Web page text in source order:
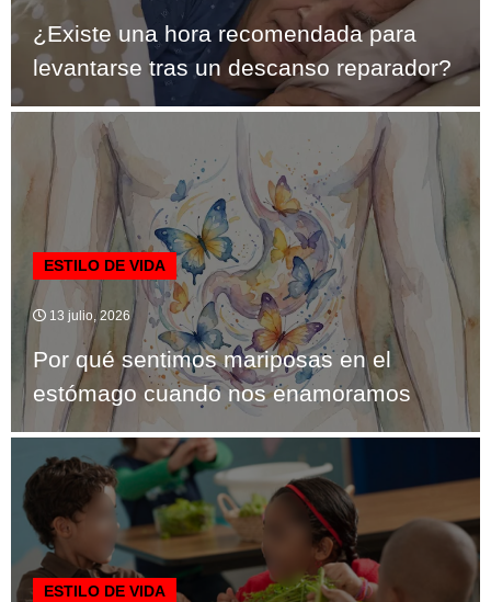
¿Existe una hora recomendada para
levantarse tras un descanso reparador?
ESTILO DE VIDA
13 julio, 2026
Por qué sentimos mariposas en el
estómago cuando nos enamoramos
ESTILO DE VIDA